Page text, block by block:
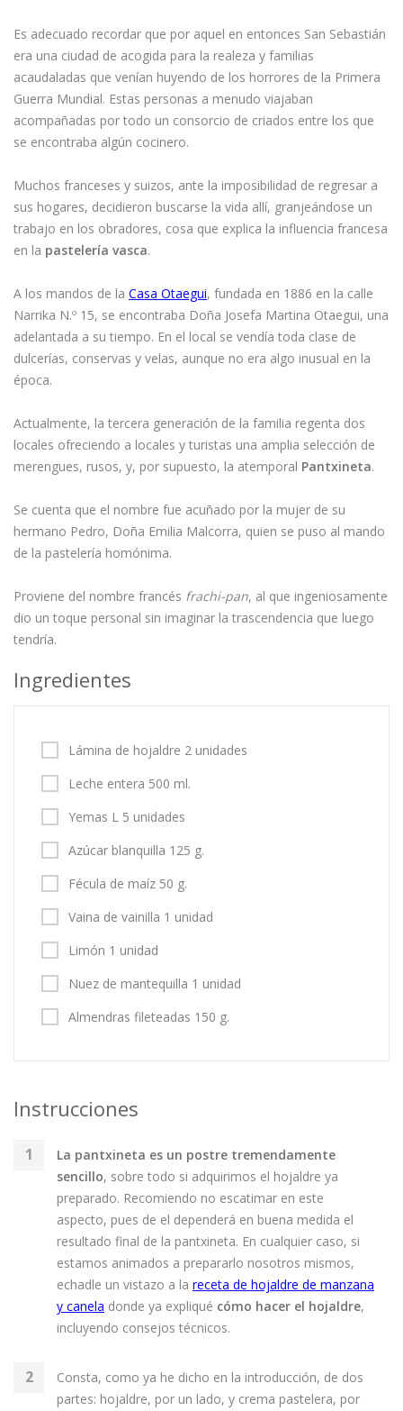
Es adecuado recordar que por aquel en entonces San Sebastián
era una ciudad de acogida para la realeza y familias
acaudaladas que venían huyendo de los horrores de la Primera
Guerra Mundial. Estas personas a menudo viajaban
acompañadas por todo un consorcio de criados entre los que
se encontraba algún cocinero.
Muchos franceses y suizos, ante la imposibilidad de regresar a
sus hogares, decidieron buscarse la vida allí, granjeándose un
trabajo en los obradores, cosa que explica la influencia francesa
en la pastelería vasca.
A los mandos de la Casa Otaegui, fundada en 1886 en la calle
Narrika N.º 15, se encontraba Doña Josefa Martina Otaegui, una
adelantada a su tiempo. En el local se vendía toda clase de
dulcerías, conservas y velas, aunque no era algo inusual en la
época.
Actualmente, la tercera generación de la familia regenta dos
locales ofreciendo a locales y turistas una amplia selección de
merengues, rusos, y, por supuesto, la atemporal Pantxineta.
Se cuenta que el nombre fue acuñado por la mujer de su
hermano Pedro, Doña Emilia Malcorra, quien se puso al mando
de la pastelería homónima.
Proviene del nombre francés frachi-pan, al que ingeniosamente
dio un toque personal sin imaginar la trascendencia que luego
tendría.
Ingredientes
Lámina de hojaldre 2 unidades
Leche entera 500 ml.
Yemas L 5 unidades
Azúcar blanquilla 125 g.
Fécula de maíz 50 g.
Vaina de vainilla 1 unidad
Limón 1 unidad
Nuez de mantequilla 1 unidad
Almendras fileteadas 150 g.
Instrucciones
La pantxineta es un postre tremendamente
sencillo, sobre todo si adquirimos el hojaldre ya
preparado. Recomiendo no escatimar en este
aspecto, pues de el dependerá en buena medida el
resultado final de la pantxineta. En cualquier caso, si
estamos animados a prepararlo nosotros mismos,
echadle un vistazo a la receta de hojaldre de manzana
y canela donde ya expliqué cómo hacer el hojaldre,
incluyendo consejos técnicos.
Consta, como ya he dicho en la introducción, de dos
partes: hojaldre, por un lado, y crema pastelera, por